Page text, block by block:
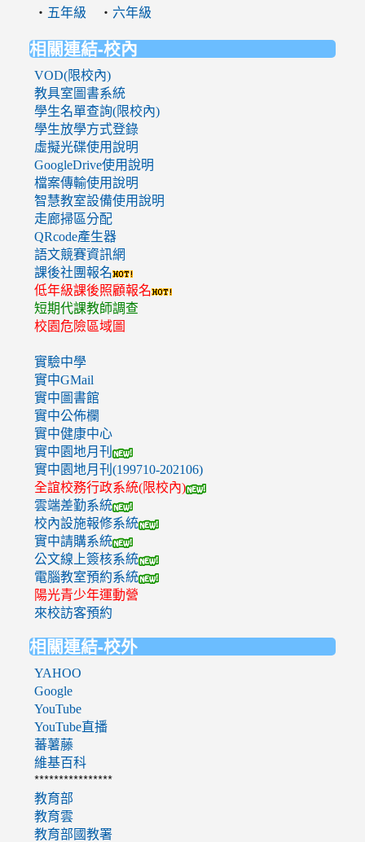
‧ 五年級 ‧ 六年級
相關連結-校內
VOD(限校內)
教具室圖書系統
學生名單查詢(限校內)
學生放學方式登錄
虛擬光碟使用說明
GoogleDrive使用說明
檔案傳輸使用說明
智慧教室設備使用說明
走廊掃區分配
QRcode產生器
語文競賽資訊網
課後社團報名
低年級課後照顧報名
短期代課教師調查
校園危險區域圖
實驗中學
實中GMail
實中圖書館
實中公佈欄
實中健康中心
實中園地月刊
實中園地月刊(199710-202106)
全誼校務行政系統(限校內)
雲端差勤系統
校內設施報修系統
實中請購系統
公文線上簽核系統
電腦教室預約系統
陽光青少年運動營
來校訪客預約
相關連結-校外
YAHOO
Google
YouTube
YouTube直播
蕃薯藤
維基百科
****************
教育部
教育雲
教育部國教署